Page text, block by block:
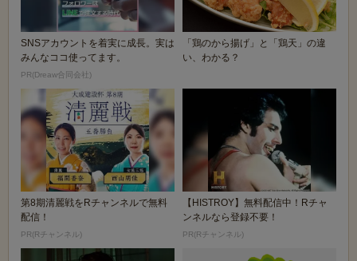
SNSアカウントを着実に成長。実は
みんなココ使ってます。
PR(Dreaw合同会社)
「鶏のから揚げ」と「鶏天」の違
い、わかる？
第8期清麗戦をRチャンネルで無料
配信！
PR(Rチャンネル)
【HISTROY】無料配信中！Rチャ
ンネルなら登録不要！
PR(Rチャンネル)